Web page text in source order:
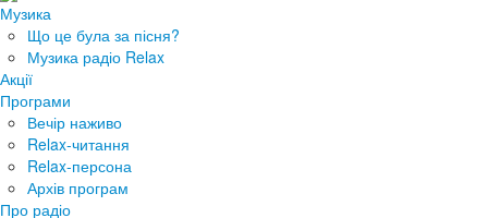
Музика
Що це була за пісня?
Музика радіо Relax
Акції
Програми
Вечір наживо
Relax-читання
Relax-персона
Архів програм
Про радіо